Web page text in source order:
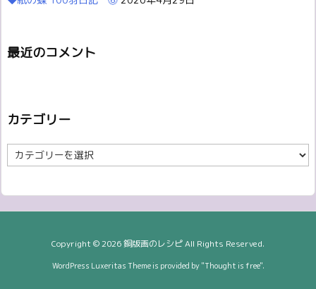
最近のコメント
カテゴリー
カ
テ
リ
Copyright ©2026銅版画のレシピAll Rights Reserved.
WordPress Luxeritas Theme is provided by "Thought is free".